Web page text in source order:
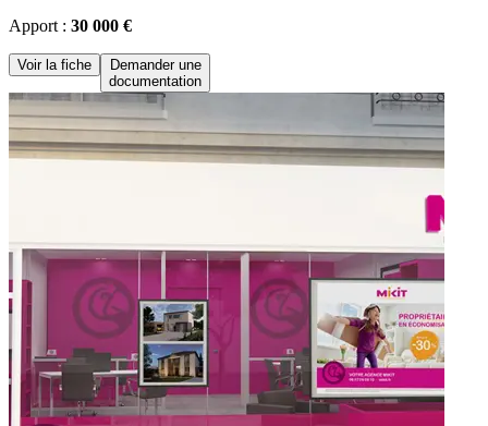
Apport : 30 000 €
Voir la fiche
Demander une
documentation